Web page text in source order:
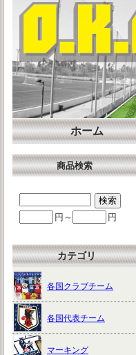
ホーム
商品検索
円～ 円
カテゴリ
各国クラブチーム
各国代表チーム
マーキング